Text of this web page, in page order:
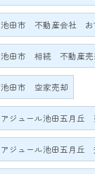
池田市 不動産会社 お
池田市 相続 不動産売
池田市 空家売却
アジュール池田五月丘
アジュール池田五月丘